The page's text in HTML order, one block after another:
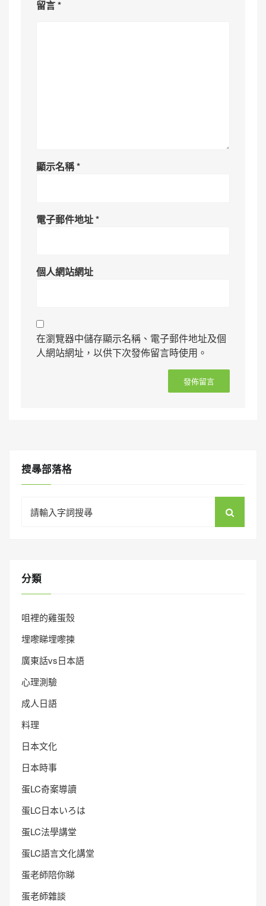
留言*
顯示名稱*
電子郵件地址*
個人網站網址
在瀏覽器中儲存顯示名稱、電子郵件地址及個
人網站網址，以供下次發佈留言時使用。
搜㝷部落格
for:
分類
咀裡的雞蛋殼
埋嚟睇埋嚟揀
廣東話vs日本語
心理測驗
成人日語
料理
日本文化
日本時事
蛋LC奇案導讀
蛋LC日本いろは
蛋LC法學講堂
蛋LC語言文化講堂
蛋老師陪你睇
蛋老師雜談